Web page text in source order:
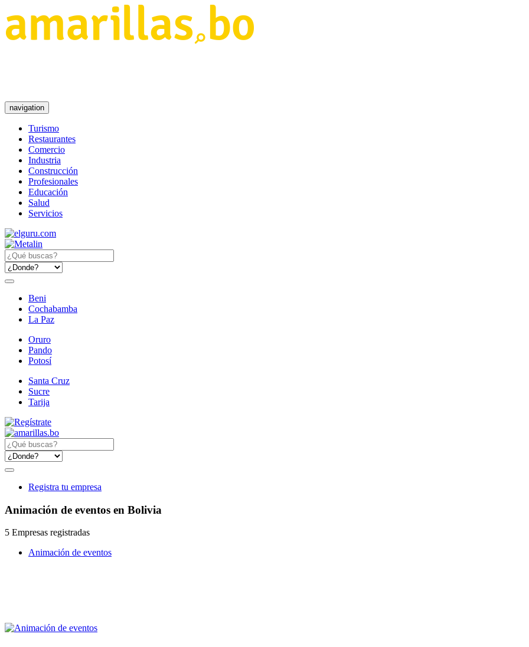
navigation
Turismo
Restaurantes
Comercio
Industria
Construcción
Profesionales
Educación
Salud
Servicios
Beni
Cochabamba
La Paz
Oruro
Pando
Potosí
Santa Cruz
Sucre
Tarija
Registra tu empresa
Animación de eventos en Bolivia
5 Empresas registradas
Animación de eventos